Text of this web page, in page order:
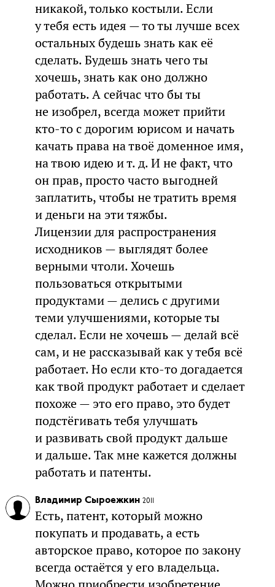
никакой, только костыли. Если
у тебя есть идея — то ты лучше всех
остальных будешь знать как её
сделать. Будешь знать чего ты
хочешь, знать как оно должно
работать. А сейчас что бы ты
не изобрел, всегда может прийти
кто-то с дорогим юрисом и начать
качать права на твоё доменное имя,
на твою идею и т. д. И не факт, что
он прав, просто часто выгодней
заплатить, чтобы не тратить время
и деньги на эти тяжбы.
Лицензии для распространения
исходников — выглядят более
верными чтоли. Хочешь
пользоваться открытыми
продуктами — делись с другими
теми улучшениями, которые ты
сделал. Если не хочешь — делай всё
сам, и не рассказывай как у тебя всё
работает. Но если кто-то догадается
как твой продукт работает и сделает
похоже — это его право, это будет
подстёгивать тебя улучшать
и развивать свой продукт дальше
и дальше. Так мне кажется должны
работать и патенты.
Владимир Сыроежкин 2011
Есть, патент, который можно
покупать и продавать, а есть
авторское право, которое по закону
всегда остаётся у его владельца.